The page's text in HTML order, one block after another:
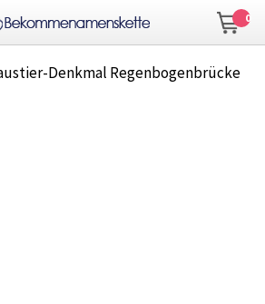
0
Denkmal Regenbogenbrücke